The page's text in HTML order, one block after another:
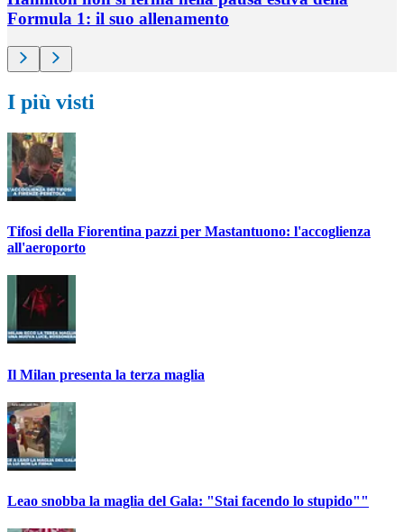
Formula 1: il suo allenamento
I più visti
Tifosi della Fiorentina pazzi per Mastantuono: l'accoglienza
all'aeroporto
Il Milan presenta la terza maglia
Leao snobba la maglia del Gala: "Stai facendo lo stupido""